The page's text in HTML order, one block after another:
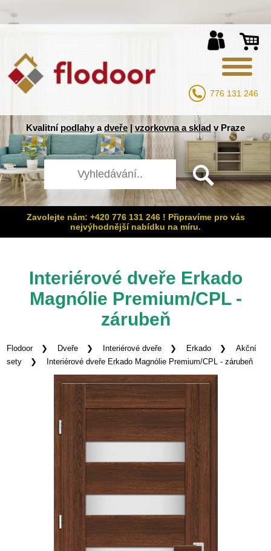
776 131 246
Kvalitní podlahyadveře| vzorkovna a sklad v Praze
Zavolejte nám: +420 776 131 246 ! Připravíme pro vás
nejvýhodnější nabídku na míru.
Interiérové dveře Erkado
Magnólie Premium/CPL -
zárubeň
Flodoor Dveře Interiérové dveře Erkado
Akční
sety
Interiérové dveře Erkado Magnólie Premium/CPL - zárubeň